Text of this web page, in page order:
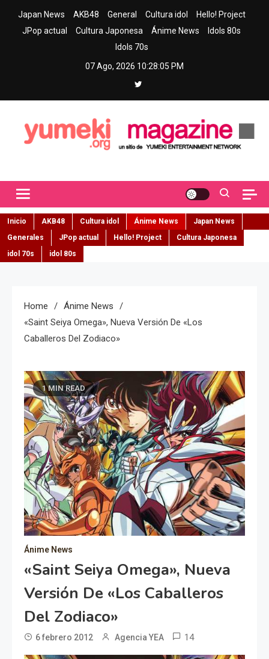
Japan News AKB48 General Cultura idol
Hello! Project
JPop actual
Cultura Japonesa Ánime News
Idols 80s
Idols 70s
07 Ago, 2026 10:28:06 PM
Inicio AKB48 Cultura idol Ánime News
Japan News
Generales
JPop actual Hello! Project
Cultura Japonesa
idol 70s
idol 80s
Home
Ánime News
«Saint Seiya Omega», Nueva Versión De «Los
Caballeros Del Zodiaco»
1 MIN READ
Ánime News
«Saint Seiya Omega», Nueva
Versión De «Los Caballeros
Del Zodiaco»
6 febrero 2012 Agencia YEA 14